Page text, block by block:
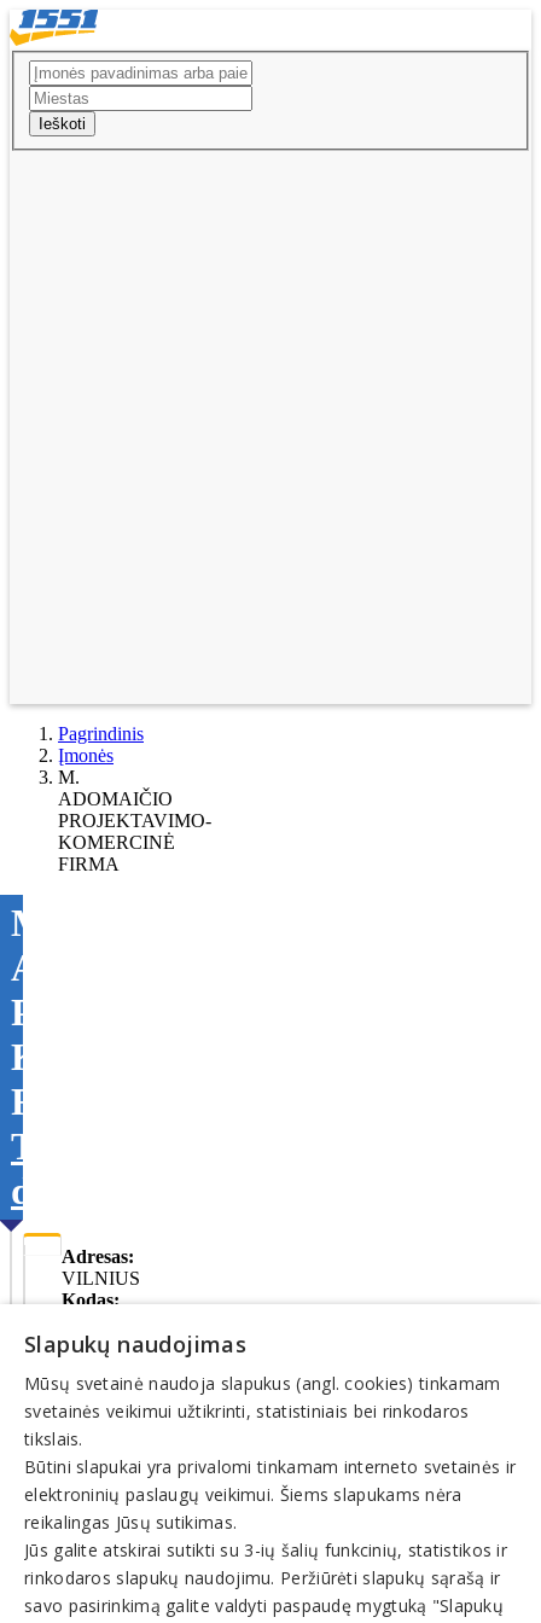
Ieškoti
Pagrindinis
Įmonės
M.
ADOMAIČIO
PROJEKTAVIMO-
KOMERCINĖ
FIRMA
M.
ADOMAIČIO
PROJEKTAVIMO-
KOMERCINĖ
FIRMA
Tikslinti
duomenis
Adresas:
VILNIUS
Kodas:
Registracijos
1991-
10-
15
© INFOMINTA, UAB. Visos teisės saugomos. Telefonas+370
6900 1551. El. paštasinfo@1551.info
Pagrindinis
Tikslinti duomenis
Transportas
Slapukų naudojimas
Mūsų svetainė naudoja slapukus (angl. cookies) tinkamam
svetainės veikimui užtikrinti, statistiniais bei rinkodaros
tikslais.
Būtini slapukai yra privalomi tinkamam interneto svetainės ir
elektroninių paslaugų veikimui. Šiems slapukams nėra
reikalingas Jūsų sutikimas.
Jūs galite atskirai sutikti su 3-ių šalių funkcinių, statistikos ir
rinkodaros slapukų naudojimu. Peržiūrėti slapukų sąrašą ir
savo pasirinkimą galite valdyti paspaudę mygtuką "Slapukų